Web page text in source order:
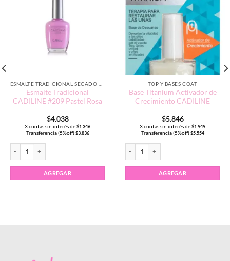
Esmalte Tradicional
CADILINE #209 Pastel Rosa
$4.038
3 cuotas sin interés de $1.346
Transferencia (5%off) $3.836
AGREGAR
TOP Y BASES COAT
Base Titanium Activador de
Crecimiento CADILINE
$5.846
3 cuotas sin interés de $1.949
Transferencia (5%off) $5.554
AGREGAR